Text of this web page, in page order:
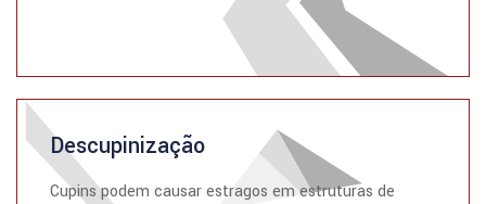
Descupinização
Cupins podem causar estragos em estruturas de